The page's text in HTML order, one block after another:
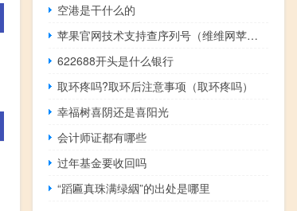
空港是干什么的
苹果官网技术支持查序列号（维维网苹果序列号查询）
622688开头是什么银行
取环疼吗?取环后注意事项（取环疼吗）
幸福树喜阴还是喜阳光
会计师证都有哪些
过年基金要收回吗
“蹈匾真珠满绿絪”的出处是哪里